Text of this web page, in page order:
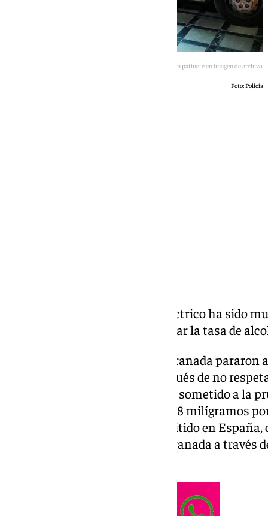
La Policía Local de Granada realiza un control al conductor de un patinete en imagen de archivo.
Foto: Policía
El conductor de un patinete eléctrico ha sido
un semáforo en rojo y septuplicar la tasa de
Agentes de la Policía Local de Granada
eléctrico el pasado martes después de no
semáforo en rojo. Entonces, fue sometido a la
arrojó una tasa de alcohol de 1,78 milígramos
septuplicar el límite legal permitido en España,
informado la Policía Local de Granada a través